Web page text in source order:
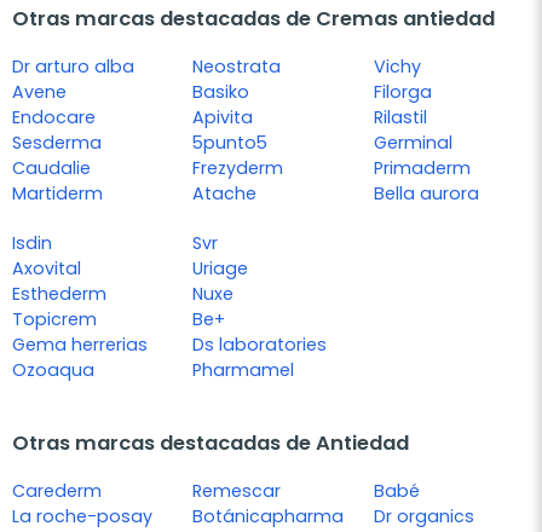
Otras marcas destacadas de Cremas antiedad
Dr arturo alba
Avene
Endocare
Sesderma
Caudalie
Martiderm
Neostrata
Basiko
Apivita
5punto5
Frezyderm
Atache
Vichy
Filorga
Rilastil
Germinal
Primaderm
Bella aurora
Isdin
Axovital
Esthederm
Topicrem
Gema herrerias
Ozoaqua
Svr
Uriage
Nuxe
Be+
Ds laboratories
Pharmamel
Otras marcas destacadas de Antiedad
Carederm
La roche-posay
Remescar
Botánicapharma
Babé
Dr organics